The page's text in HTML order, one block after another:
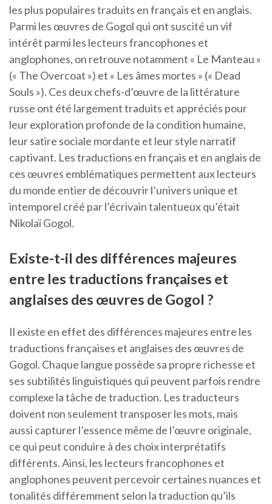
les plus populaires traduits en français et en anglais.
Parmi les œuvres de Gogol qui ont suscité un vif
intérêt parmi les lecteurs francophones et
anglophones, on retrouve notamment « Le Manteau »
(« The Overcoat ») et « Les âmes mortes » (« Dead
Souls »). Ces deux chefs-d’œuvre de la littérature
russe ont été largement traduits et appréciés pour
leur exploration profonde de la condition humaine,
leur satire sociale mordante et leur style narratif
captivant. Les traductions en français et en anglais de
ces œuvres emblématiques permettent aux lecteurs
du monde entier de découvrir l’univers unique et
intemporel créé par l’écrivain talentueux qu’était
Nikolaï Gogol.
Existe-t-il des différences majeures
entre les traductions françaises et
anglaises des œuvres de Gogol ?
Il existe en effet des différences majeures entre les
traductions françaises et anglaises des œuvres de
Gogol. Chaque langue possède sa propre richesse et
ses subtilités linguistiques qui peuvent parfois rendre
complexe la tâche de traduction. Les traducteurs
doivent non seulement transposer les mots, mais
aussi capturer l’essence même de l’œuvre originale,
ce qui peut conduire à des choix interprétatifs
différents. Ainsi, les lecteurs francophones et
anglophones peuvent percevoir certaines nuances et
tonalités différemment selon la traduction qu’ils